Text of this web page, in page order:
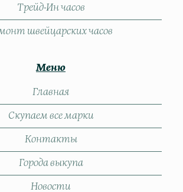
Трейд-Ин часов
швейцарских часов
Меню
Главная
Скупаем все марки
Контакты
Города выкупа
Новости